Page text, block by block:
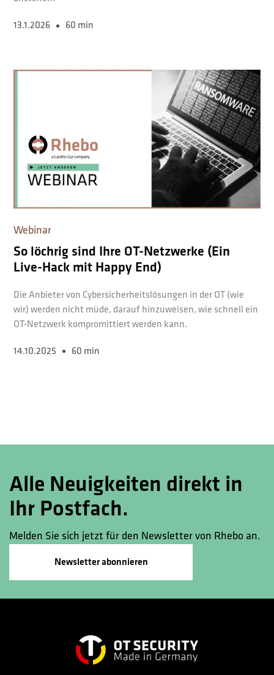
13.1.2026 60 min
Webinar
So löchrig sind Ihre OT-Netzwerke (Ein
Live-Hack mit Happy End)
Die Anbieter von Cybersicherheitslösungen in der OT (wie
wir) werden nicht müde, darauf hinzuweisen, wie schnell ein
OT-Netzwerk kompromittiert werden kann.
14.10.2025 60 min
Alle Neuigkeiten direkt in
Ihr Postfach.
Melden Sie sich jetzt für den Newsletter von Rhebo an.
Newsletter abonnieren